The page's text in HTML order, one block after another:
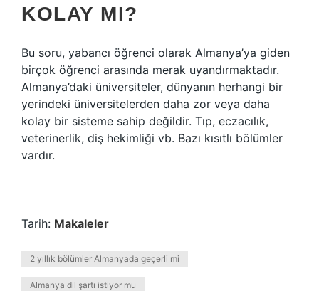
KOLAY MI?
Bu soru, yabancı öğrenci olarak Almanya’ya giden
birçok öğrenci arasında merak uyandırmaktadır.
Almanya’daki üniversiteler, dünyanın herhangi bir
yerindeki üniversitelerden daha zor veya daha
kolay bir sisteme sahip değildir. Tıp, eczacılık,
veterinerlik, diş hekimliği vb. Bazı kısıtlı bölümler
vardır.
Tarih: Makaleler
2 yıllık bölümler Almanyada geçerli mi
Almanya dil şartı istiyor mu